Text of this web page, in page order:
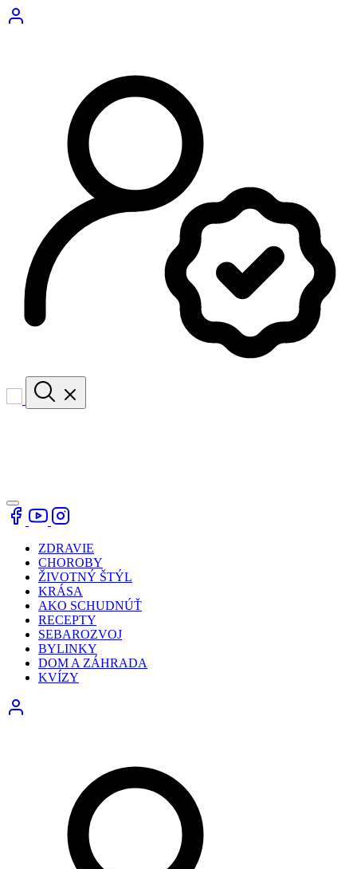
ZDRAVIE
CHOROBY
ŽIVOTNÝ ŠTÝL
KRÁSA
AKO SCHUDNÚŤ
RECEPTY
SEBAROZVOJ
BYLINKY
DOM A ZÁHRADA
KVÍZY